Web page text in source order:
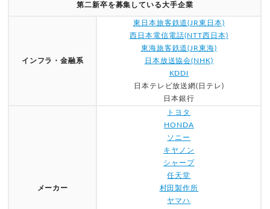
第二新卒を募集している大手企業
インフラ・金融系
東日本旅客鉄道(JR東日本)
西日本電信電話(NTT西日本)
東海旅客鉄道(JR東海)
日本放送協会(NHK)
KDDI
日本テレビ放送網(日テレ)
日本銀行
メーカー
トヨタ
HONDA
ソニー
キヤノン
シャープ
任天堂
村田製作所
ヤマハ